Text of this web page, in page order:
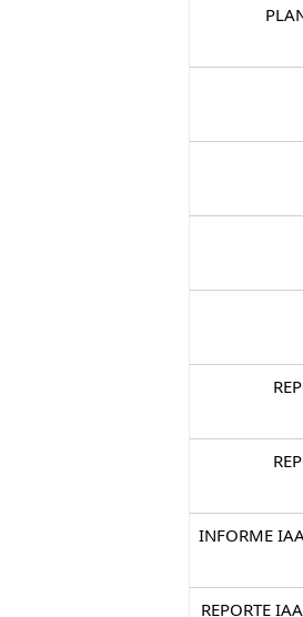
INFORME
REPORTE